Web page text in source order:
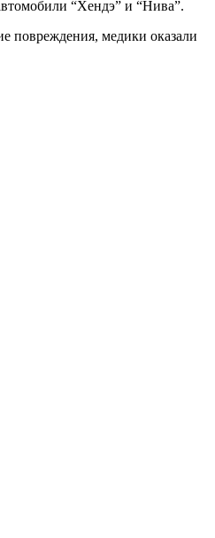
“Хендэ” и “Нива”.
повреждения, медики оказали